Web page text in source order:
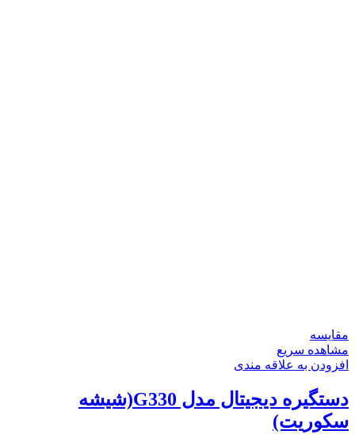
مقایسه
مشاهده سریع
افزودن به علاقه مندی
دستگیره دیجیتال مدل G330(شیشه
سکوریت)